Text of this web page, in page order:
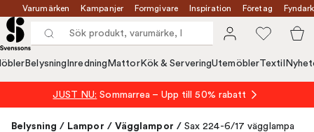
Varumärken Kampanjer Formgivare Inspiration Företag
Belysning Inredning MattorKök & ServeringUtemöblerTextil
JUST NU: Sommarrea – Upp till 50% rabatt
Belysning / Lampor / Vägglampor / Sax 224-6/17 vägglampa